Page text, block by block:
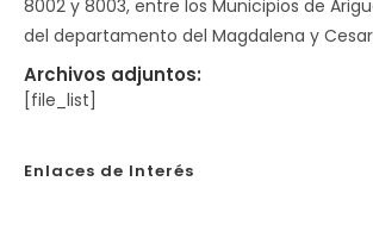
8002 y 8003, entre los Municipios de
del departamento del Magdalena y
Archivos adjuntos:
[file_list]
Enlaces de Interés